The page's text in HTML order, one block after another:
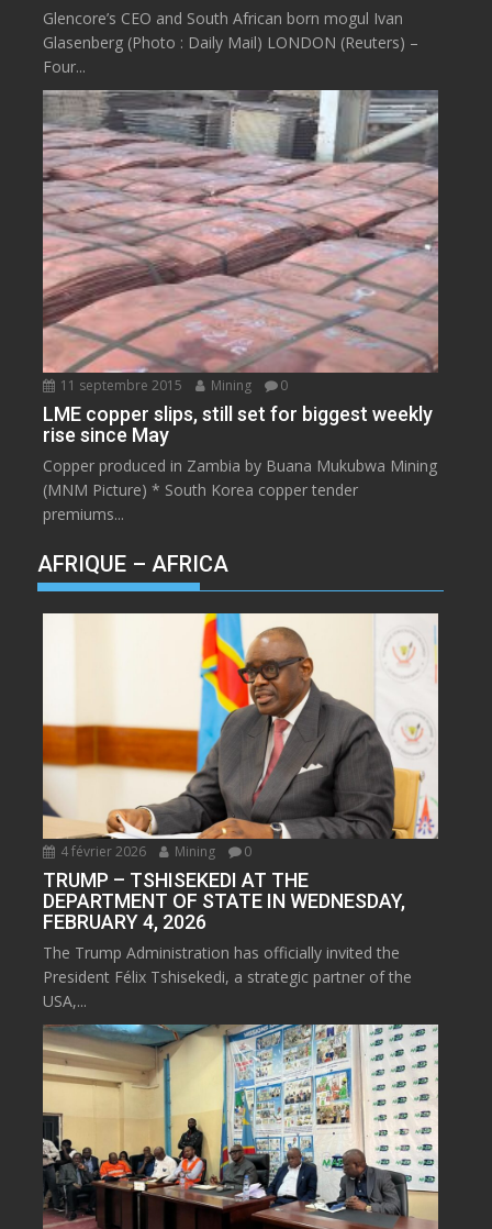
Glencore’s CEO and South African born mogul Ivan
Glasenberg (Photo : Daily Mail) LONDON (Reuters) –
Four...
11 septembre 2015 Mining 0
LME copper slips, still set for biggest weekly
rise since May
Copper produced in Zambia by Buana Mukubwa Mining
(MNM Picture) * South Korea copper tender
premiums...
AFRIQUE – AFRICA
4 février 2026 Mining 0
TRUMP – TSHISEKEDI AT THE
DEPARTMENT OF STATE IN WEDNESDAY,
FEBRUARY 4, 2026
The Trump Administration has officially invited the
President Félix Tshisekedi, a strategic partner of the
USA,...